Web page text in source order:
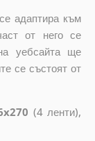
адаптира към
от него се
уебсайта ще
се състоят от
(4 ленти),